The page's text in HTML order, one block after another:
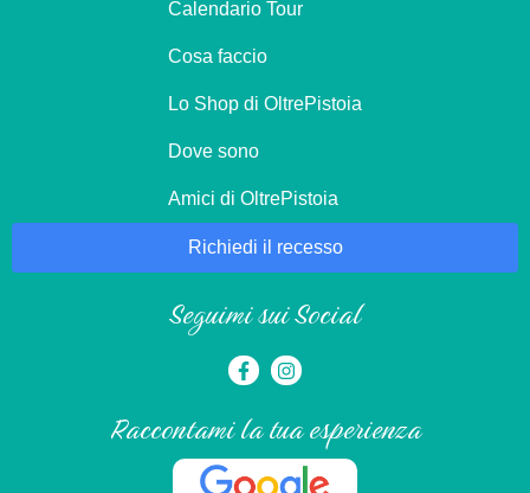
Calendario Tour
Cosa faccio
Lo Shop di OltrePistoia
Dove sono
Amici di OltrePistoia
Richiedi il recesso
Seguimi sui Social
Raccontami la tua esperienza